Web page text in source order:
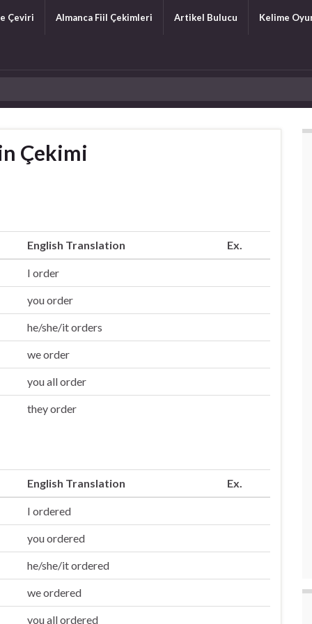
Çeviri Almanca Fiil Çekimleri Artikel Bulucu Kelime
Çekimi
English Translation Ex.
I order
you order
he/she/it orders
we order
you all order
they order
English Translation Ex.
I ordered
you ordered
he/she/it ordered
we ordered
you all ordered